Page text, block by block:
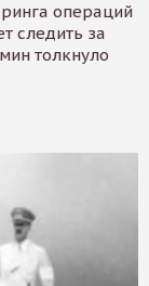
операций
следить за
толкнуло